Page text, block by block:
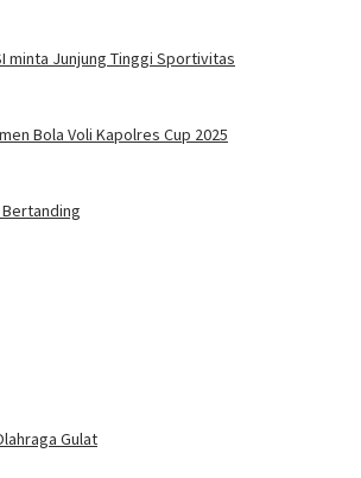
minta Junjung Tinggi Sportivitas
Bola Voli Kapolres Cup 2025
Gulat